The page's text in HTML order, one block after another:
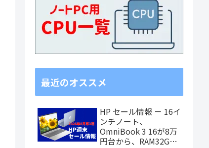
最近のオススメ
HP セール情報 － 16イ
ンチノート、
OmniBook 3 16が8万
円台から、RAM32GB